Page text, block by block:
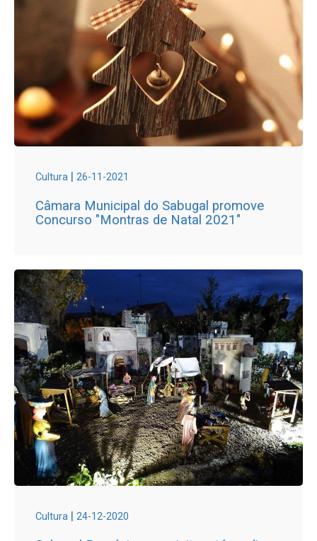
Cultura | 26-11-2021
Câmara Municipal do Sabugal promove
Concurso "Montras de Natal 2021"
Cultura | 24-12-2020